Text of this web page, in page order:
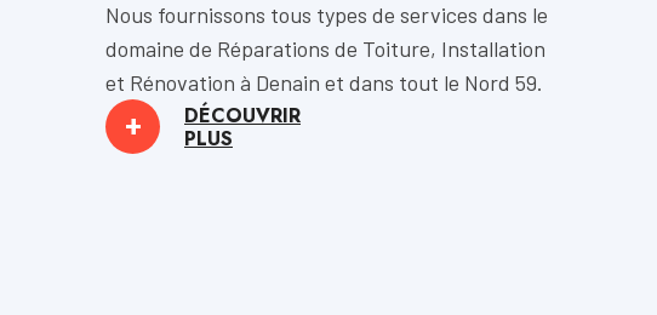
Nous fournissons tous types de services dans le
domaine de Réparations de Toiture, Installation
et Rénovation à Denain et dans tout le Nord 59.
+
DÉCOUVRIR
PLUS